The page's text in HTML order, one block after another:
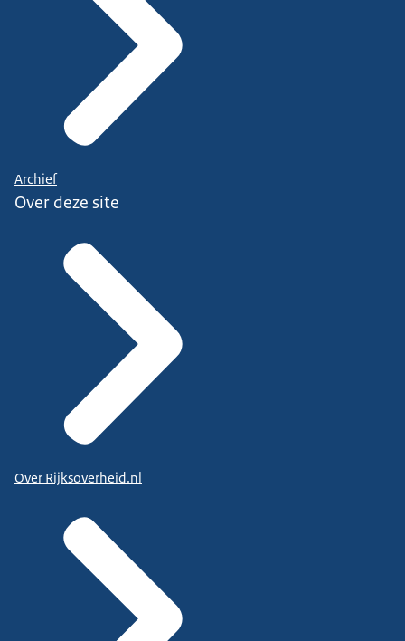
Archief
Over deze site
Over Rijksoverheid.nl